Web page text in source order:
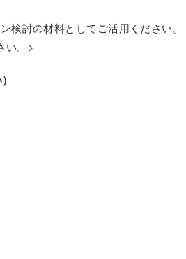
討の材料としてご活用ください。
い。>